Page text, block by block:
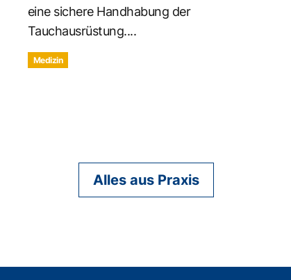
eine sichere Handhabung der
Tauchausrüstung....
Medizin
Alles aus Praxis